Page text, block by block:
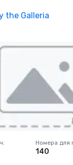
the Galleria
: Номера для
140